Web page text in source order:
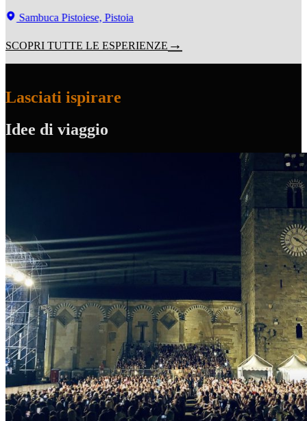
Sambuca Pistoiese, Pistoia
SCOPRI TUTTE LE ESPERIENZE
Lasciati ispirare
Idee di viaggio